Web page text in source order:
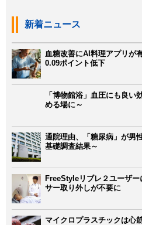
新着ニュース
血糖改善にAI料理アプリ
0.09ポイント低下
「博物館浴」血圧にも良い
める場に～
通院理由、「糖尿病」が男
基礎調査結果～
FreeStyleリブレ２ユーザ
サー取り外しが不要に
マイクロプラスチックは心